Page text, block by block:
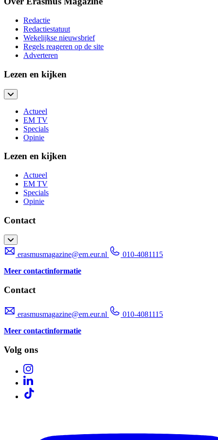
Redactie
Redactiestatuut
Wekelijkse nieuwsbrief
Regels reageren op de site
Adverteren
Lezen en kijken
Actueel
EM TV
Specials
Opinie
Lezen en kijken
Actueel
EM TV
Specials
Opinie
Contact
erasmusmagazine@em.eur.nl
010-4081115
Meer contactinformatie
Contact
erasmusmagazine@em.eur.nl
010-4081115
Meer contactinformatie
Volg ons